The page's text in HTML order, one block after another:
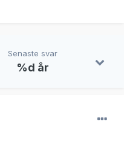
Senaste svar
%d år